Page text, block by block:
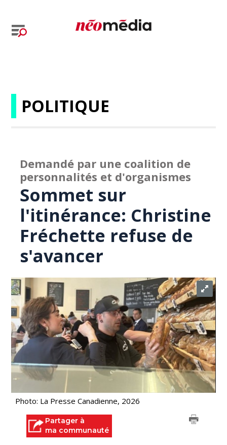
POLITIQUE
Demandé par une coalition de
personnalités et d'organismes
Sommet sur
l'itinérance: Christine
Fréchette refuse de
s'avancer
Photo: La Presse Canadienne, 2026
Partager à
ma communauté